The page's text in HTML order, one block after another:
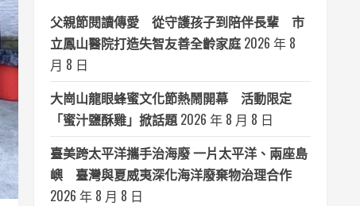
父親節閱讀傳愛 從守護孩子到陪伴長輩 市
立鳳山醫院打造失智友善全齡家庭 2026 年 8
月 8 日
大崗山龍眼蜂蜜文化節熱鬧開幕 活動限定
「蜜汁鹽酥雞」掀話題 2026 年 8 月 8 日
臺美跨太平洋攜手治海廢 一片太平洋、兩座島
嶼 臺灣與夏威夷深化海洋廢棄物治理合作
2026 年 8 月 8 日